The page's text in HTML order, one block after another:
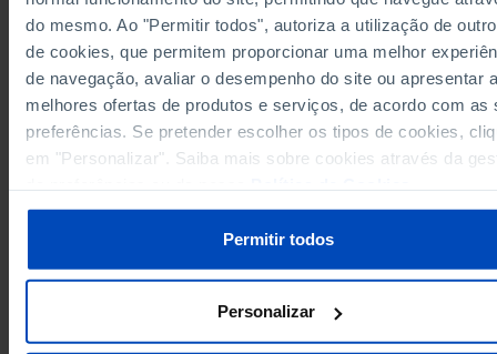
do mesmo. Ao "Permitir todos", autoriza a utilização de
de cookies, que permitem proporcionar uma melhor
de navegação, avaliar o desempenho do site ou apresentar
melhores ofertas de produtos e serviços, de acordo com as
preferências. Se pretender escolher os tipos de cookies,
em "Personalizar". Saiba mais sobre cookies através da
Permitir todos
Personalizar
1984
133,634
1985
78,674
-251,333
1988
-17,756
1989
162
13,482
101,712
1993
94,814
-72,140
RELATED